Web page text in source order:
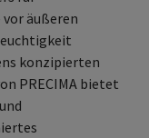
äußeren
konzipierten
PRECIMA bietet